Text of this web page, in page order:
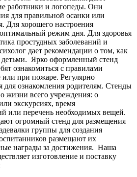
работники и логопеды. Они
для правильной осанки или
Для хорошего настроения
режим дня. Для здоровья
простудных заболеваний и
дает рекомендации о том, как
Ярко оформленный стенд
ознакомиться с правилами
или при пожаре. Регулярно
для ознакомления родителям. Стенды
жизни всего учреждения: о
экскурсиях, время
или перечень необходимых вещей.
огромный стенд для размещения
группы для создания
размещают их
награды за достижения. Наша
изготовление и поставку